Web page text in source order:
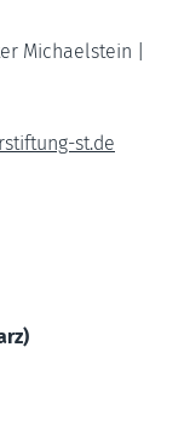
Michaelstein |
st.de